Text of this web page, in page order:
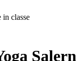
classe